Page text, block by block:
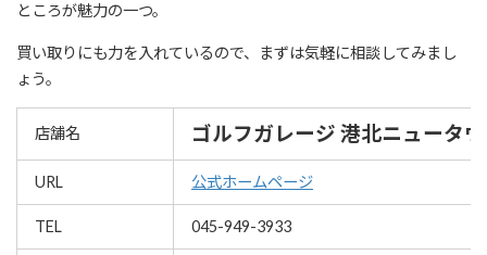
ところが魅力の一つ。
買い取りにも力を入れているので、まずは気軽に相談してみまし
ょう。
店舗名 ゴルフガレージ 港北ニュータ
URL 公式ホームページ
TEL 045-949-3933